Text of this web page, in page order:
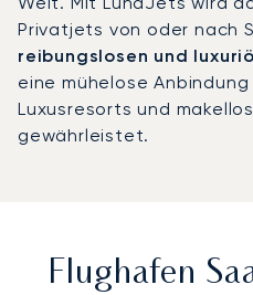
Privatjets von oder nach
reibungslosen und
eine mühelose
Luxusresorts und
gewährleistet.
Flughafen